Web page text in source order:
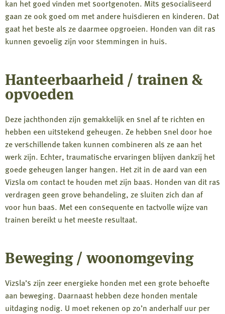
kan het goed vinden met soortgenoten. Mits gesocialiseerd
gaan ze ook goed om met andere huisdieren en kinderen. Dat
gaat het beste als ze daarmee opgroeien. Honden van dit ras
kunnen gevoelig zijn voor stemmingen in huis.
Hanteerbaarheid / trainen &
opvoeden
Deze jachthonden zijn gemakkelijk en snel af te richten en
hebben een uitstekend geheugen. Ze hebben snel door hoe
ze verschillende taken kunnen combineren als ze aan het
werk zijn. Echter, traumatische ervaringen blijven dankzij het
goede geheugen langer hangen. Het zit in de aard van een
Vizsla om contact te houden met zijn baas. Honden van dit ras
verdragen geen grove behandeling, ze sluiten zich dan af
voor hun baas. Met een consequente en tactvolle wijze van
trainen bereikt u het meeste resultaat.
Beweging / woonomgeving
Vizsla’s zijn zeer energieke honden met een grote behoefte
aan beweging. Daarnaast hebben deze honden mentale
uitdaging nodig. U moet rekenen op zo’n anderhalf uur per